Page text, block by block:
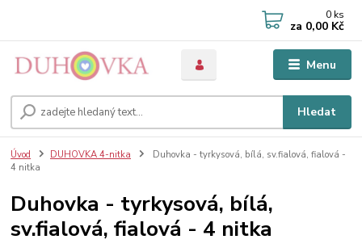
Menu
Hledat
0 ks
za 0,00 Kč
Úvod DUHOVKA 4-nitka
Duhovka - tyrkysová, bílá, sv.fialová, fialová -
4 nitka
Duhovka - tyrkysová, bílá,
sv.fialová, fialová - 4 nitka